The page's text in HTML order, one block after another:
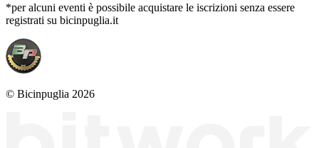
*per alcuni eventi è possibile acquistare le iscrizioni senza essere
registrati su bicinpuglia.it
© Bicinpuglia 2026